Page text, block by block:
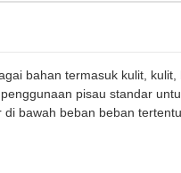
bahan termasuk kulit,
pisau standar
bawah beban beban